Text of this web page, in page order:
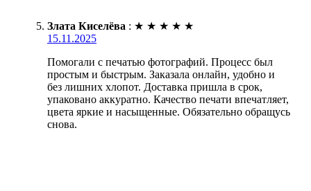
Злата Киселёва : ★ ★ ★ ★ ★
15.11.2025
Помогали с печатью фотографий. Процесс был
простым и быстрым. Заказала онлайн, удобно и
без лишних хлопот. Доставка пришла в срок,
упаковано аккуратно. Качество печати впечатляет,
цвета яркие и насыщенные. Обязательно обращусь
снова.